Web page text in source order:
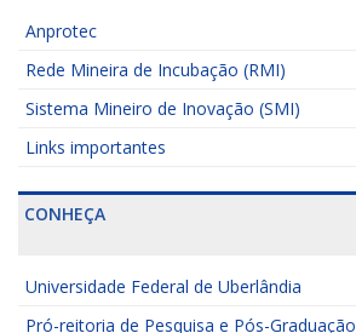
Anprotec
Rede Mineira de Incubação (RMI)
Sistema Mineiro de Inovação (SMI)
Links importantes
CONHEÇA
Universidade Federal de Uberlândia
Pró-reitoria de Pesquisa e Pós-Graduação